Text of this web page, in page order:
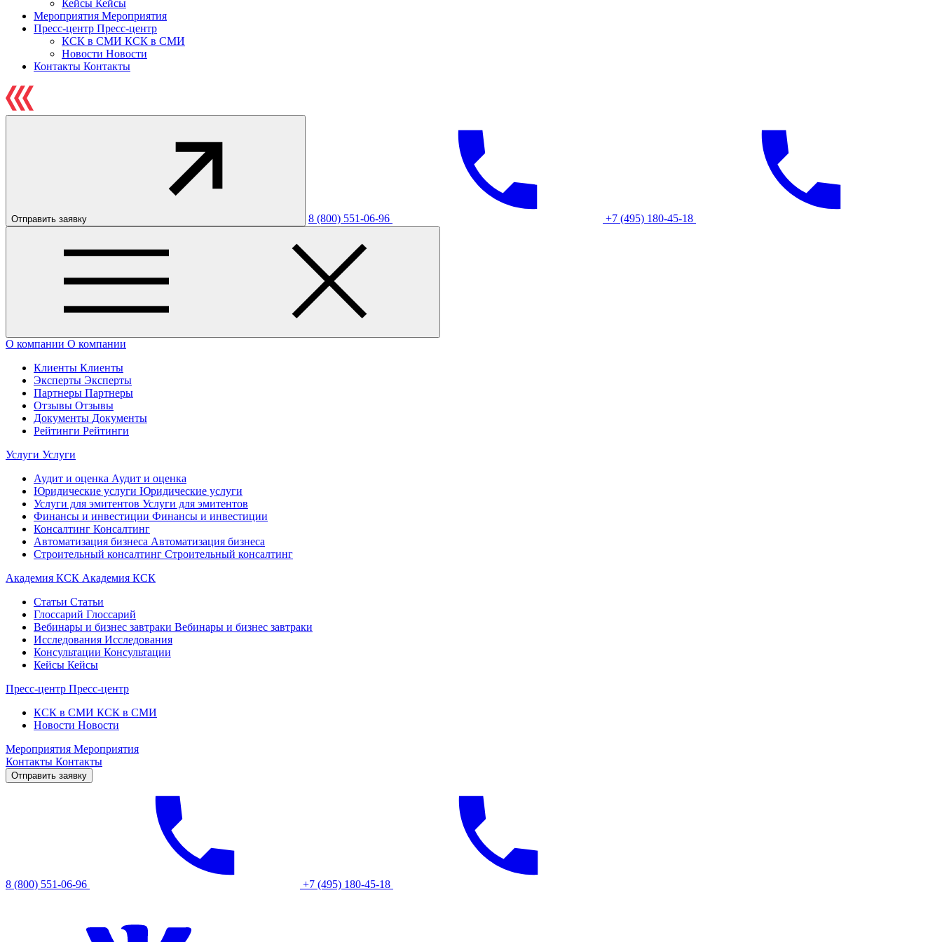
Кейсы Кейсы
Мероприятия Мероприятия
Пресс-центр Пресс-центр
КСК в СМИ КСК в СМИ
Новости Новости
Контакты Контакты
Отправить заявку 8 (800) 551-06-96 +7 (495) 180-45-18
О компании О компании
Клиенты Клиенты
Эксперты Эксперты
Партнеры Партнеры
Отзывы Отзывы
Документы Документы
Рейтинги Рейтинги
Услуги Услуги
Аудит и оценка Аудит и оценка
Юридические услуги Юридические услуги
Услуги для эмитентов Услуги для эмитентов
Финансы и инвестиции Финансы и инвестиции
Консалтинг Консалтинг
Автоматизация бизнеса Автоматизация бизнеса
Строительный консалтинг Строительный консалтинг
Академия КСК Академия КСК
Статьи Статьи
Глоссарий Глоссарий
Вебинары и бизнес завтраки Вебинары и бизнес завтраки
Исследования Исследования
Консультации Консультации
Кейсы Кейсы
Пресс-центр Пресс-центр
КСК в СМИ КСК в СМИ
Новости Новости
Мероприятия Мероприятия
Контакты Контакты
Отправить заявку
8 (800) 551-06-96 +7 (495) 180-45-18